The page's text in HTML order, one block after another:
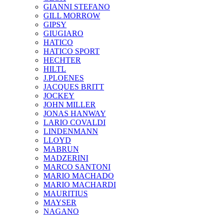
GIANNI STEFANO
GILL MORROW
GIPSY
GIUGIARO
HATICO
HATICO SPORT
HECHTER
HILTL
J.PLOENES
JAСQUES BRITT
JOCKEY
JOHN MILLER
JONAS HANWAY
LARIO COVALDI
LINDENMANN
LLOYD
MABRUN
MADZERINI
MARCO SANTONI
MARIO MACHADO
MARIO MACHARDI
MAURITIUS
MAYSER
NAGANO